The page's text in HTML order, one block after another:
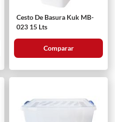
Cesto De Basura Kuk MB-
023 15 Lts
Comparar